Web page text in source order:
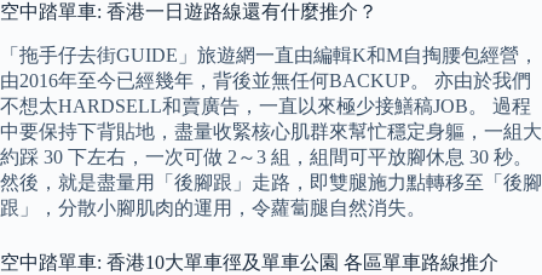
空中踏單車: 香港一日遊路線還有什麼推介？
「拖手仔去街GUIDE」旅遊網一直由編輯K和M自掏腰包經營，
由2016年至今已經幾年，背後並無任何BACKUP。 亦由於我們
不想太HARDSELL和賣廣告，一直以來極少接鱔稿JOB。 過程
中要保持下背貼地，盡量收緊核心肌群來幫忙穩定身軀，一組大
約踩 30 下左右，一次可做 2～3 組，組間可平放腳休息 30 秒。
然後，就是盡量用「後腳跟」走路，即雙腿施力點轉移至「後腳
跟」，分散小腳肌肉的運用，令蘿蔔腿自然消失。
空中踏單車: 香港10大單車徑及單車公園 各區單車路線推介